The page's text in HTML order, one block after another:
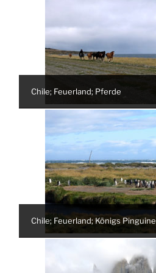
Chile; Feuerland; Pferde
Chile; Feuerland; Königs Pinguine